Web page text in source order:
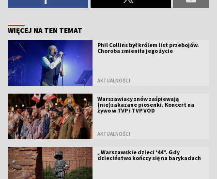
WIĘCEJ NA TEN TEMAT
Phil Collins był królem list przebojów.
Choroba zmieniła jego życie
AKTUALNOŚCI
Warszawiacy znów zaśpiewają
(nie)zakazane piosenki. Koncert na
żywo w TVP i TVP VOD
AKTUALNOŚCI
„Warszawskie dzieci ‘44”. Gdy
dzieciństwo kończy się na barykadach